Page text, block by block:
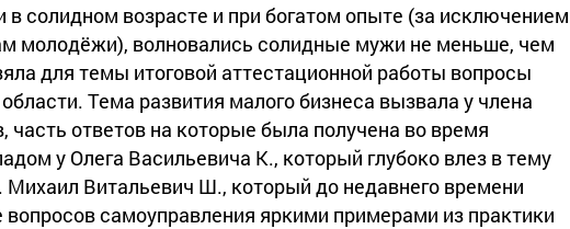
солидном возрасте и при богатом опыте (за исключением
молодёжи), волновались солидные мужи не меньше, чем
для темы итоговой аттестационной работы вопросы
Тема развития малого бизнеса вызвала у члена
ответов на которые была получена во время
у Олега Васильевича К., который глубоко влез в тему
Михаил Витальевич Ш., который до недавнего времени
самоуправления яркими примерами из практики